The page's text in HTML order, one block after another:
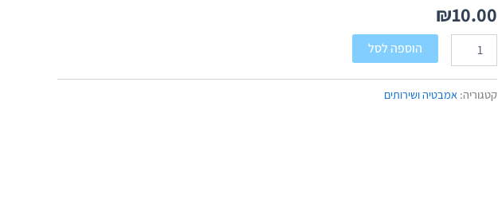
₪10.00
החלקה
הוספה לסל
קטגוריה: אמבטיה ושירותים